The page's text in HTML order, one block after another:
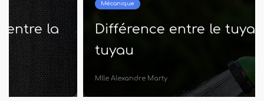
Mécanique
Différence entre le tuyau et le
tuyau
Mlle Alexandre Marty